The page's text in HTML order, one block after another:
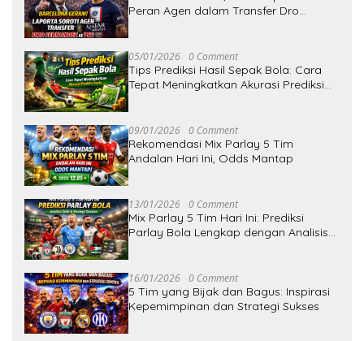
Peran Agen dalam Transfer Dro
05/01/2026 0 Comment
Tips Prediksi Hasil Sepak Bola: Cara
Tepat Meningkatkan Akurasi Prediksi
09/01/2026 0 Comment
Rekomendasi Mix Parlay 5 Tim
Andalan Hari Ini, Odds Mantap
13/01/2026 0 Comment
Mix Parlay 5 Tim Hari Ini: Prediksi
Parlay Bola Lengkap dengan Analisis
16/01/2026 0 Comment
5 Tim yang Bijak dan Bagus: Inspirasi
Kepemimpinan dan Strategi Sukses